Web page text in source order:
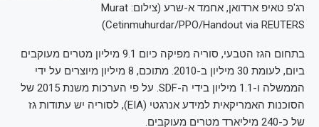
רג'פ טאיפ ארדואן, אחמד א-שרע (צילום: Murat
Cetinmuhurdar/PPO/Handout via REUTERS)
בתחום הגז הטבעי, סוריה מפיקה כיום 9.1 מיליון מטרים מעוקבים
ביום, לעומת 30 מיליון ב-2010. מתוכם, 8 מיליון מיוצרים על ידי
הממשלה ו-1.1 מיליון בידי ה-SDF. על פי הערכות משנת 2015 של
הסוכנות האמריקאית למידע אנרגטי (EIA), לסוריה יש עתודות גז
של כ-240 מיליארד מטרים מעוקבים.